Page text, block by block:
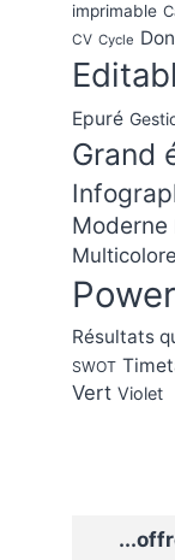
imprimable
CV Cycle
Epuré
Grand
Moderne
Multicolore
Résultats
SWOT
Vert Violet